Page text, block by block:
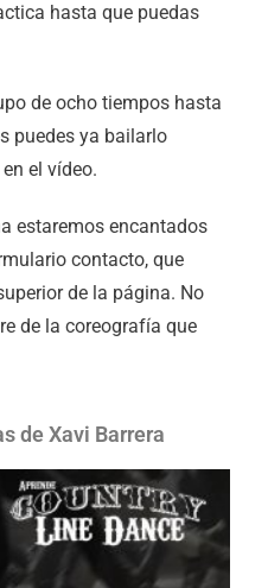
hasta que puedas
de ocho tiempos hasta
puedes ya bailarlo
el vídeo.
estaremos encantados
contacto, que
de la página. No
de la coreografía que
de Xavi Barrera